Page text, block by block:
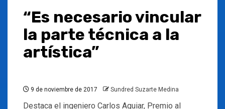
“Es necesario vincular
la parte técnica a la
artística”
9 de noviembre de 2017 Sundred Suzarte Medina
Destaca el ingeniero Carlos Aguiar, Premio al